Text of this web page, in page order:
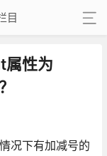
目
属性为
况下有加减号的